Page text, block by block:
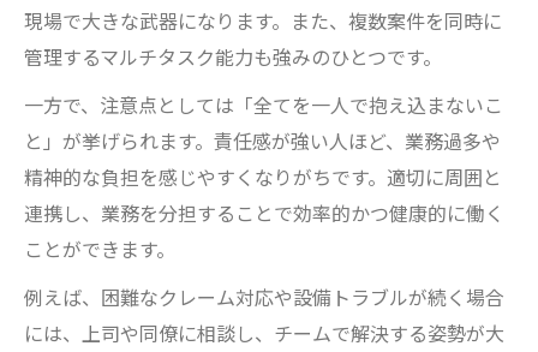
現場で大きな武器になります。また、複数案件を同時に
管理するマルチタスク能力も強みのひとつです。
一方で、注意点としては「全てを一人で抱え込まないこ
と」が挙げられます。責任感が強い人ほど、業務過多や
精神的な負担を感じやすくなりがちです。適切に周囲と
連携し、業務を分担することで効率的かつ健康的に働く
ことができます。
例えば、困難なクレーム対応や設備トラブルが続く場合
には、上司や同僚に相談し、チームで解決する姿勢が大